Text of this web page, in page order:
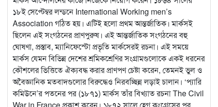
১৮ই সেপ্টেম্বর লন্ডনে International Working men’s
Association গঠিত হয়। এটিই হলো প্রথম আন্তর্জাতিক। মার্কসই
ছিলেন এই সংগঠনের প্রাণপুরুষ। এই আন্তর্জাতিক সংগঠনের বহু
ঘোষণা, প্রস্তাব, ম্যানিফেস্টো প্রভৃতি মার্কসেরই রচনা। এই সময়ে
মার্কস যেমন বিভিন্ন দেশের শ্রমিকশ্রেণির সংগ্রামগুলোকে একই ধরনের
কৌশলের ভিত্তিতে ঐক্যবদ্ধ করার প্রাণপণ চেষ্টা করেন, তেমনই ভুল ও
অবৈজ্ঞানিক মতবাদগুলোর বিরুদ্ধেও নিরবচ্ছিন্ন লড়াই চালান। ‘প্যারি
কমিউনে’র পতনের পর (১৮৭১) মার্কস তাঁর বিখ্যাত রচনা The Civil